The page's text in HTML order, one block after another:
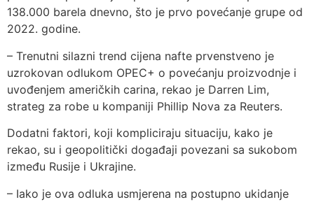
138.000 barela dnevno, što je prvo povećanje grupe od
2022. godine.
– Trenutni silazni trend cijena nafte prvenstveno je
uzrokovan odlukom OPEC+ o povećanju proizvodnje i
uvođenjem američkih carina, rekao je Darren Lim,
strateg za robe u kompaniji Phillip Nova za Reuters.
Dodatni faktori, koji kompliciraju situaciju, kako je
rekao, su i geopolitički događaji povezani sa sukobom
između Rusije i Ukrajine.
– Iako je ova odluka usmjerena na postupno ukidanje